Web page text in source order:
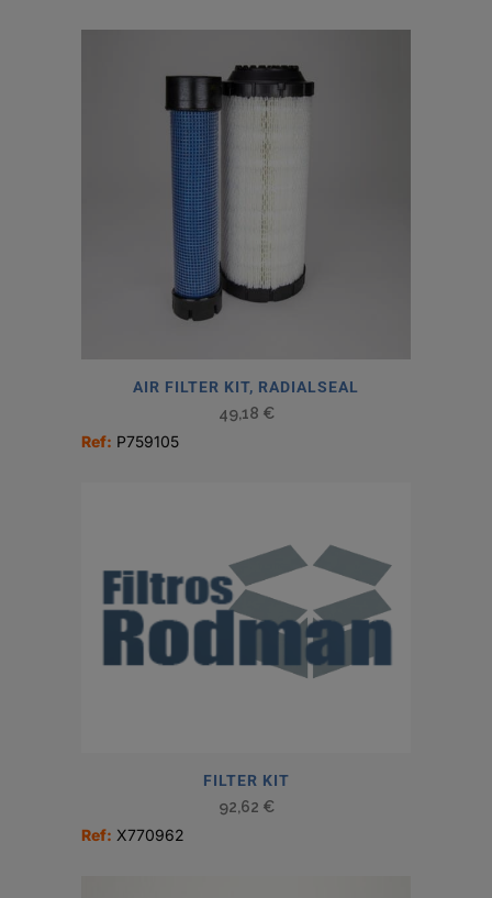
AIR FILTER KIT, RADIALSEAL
49,18 €
Ref: P759105
FILTER KIT
92,62 €
Ref: X770962